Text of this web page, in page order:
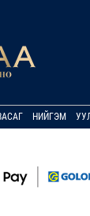
НИЙГЭМ